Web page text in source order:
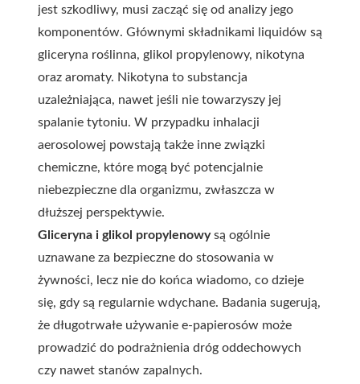
jest szkodliwy, musi zacząć się od analizy jego
komponentów. Głównymi składnikami liquidów są
gliceryna roślinna, glikol propylenowy, nikotyna
oraz aromaty. Nikotyna to substancja
uzależniająca, nawet jeśli nie towarzyszy jej
spalanie tytoniu. W przypadku inhalacji
aerosolowej powstają także inne związki
chemiczne, które mogą być potencjalnie
niebezpieczne dla organizmu, zwłaszcza w
dłuższej perspektywie.
Gliceryna i glikol propylenowysą ogólnie
uznawane za bezpieczne do stosowania w
żywności, lecz nie do końca wiadomo, co dzieje
się, gdy są regularnie wdychane. Badania sugerują,
że długotrwałe używanie e-papierosów może
prowadzić do podrażnienia dróg oddechowych
czy nawet stanów zapalnych.